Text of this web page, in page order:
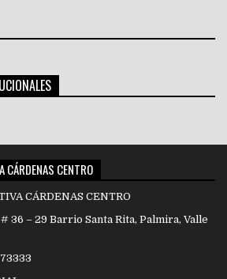
CÁRDENAS CENTRO
CÁRDENAS CENTRO
36 – 29 Barrio Santa Rita, Palmira, Valle